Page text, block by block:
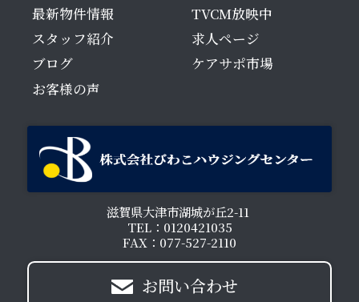
最新物件情報
スタッフ紹介
ブログ
お客様の声
TVCM放映中
求人ページ
ケアサポ市場
滋賀県大津市湖城が丘2-11
TEL：0120421035
FAX：077-527-2110
お問い合わせ